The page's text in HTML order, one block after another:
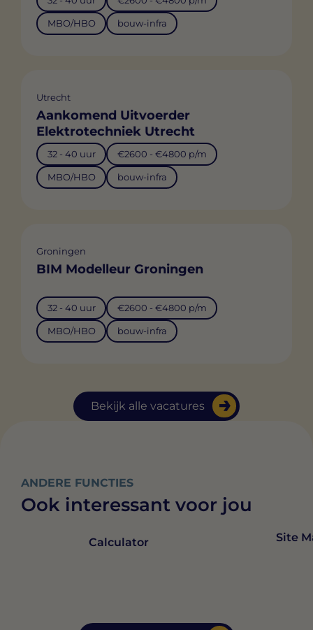
Bekijk alle vacatures
MBO/HBO bouw-infra
Utrecht
Aankomend Uitvoerder
Elektrotechniek Utrecht
32 - 40 uur €2600 - €4800 p/m
MBO/HBO bouw-infra
Groningen
BIM Modelleur Groningen
32 - 40 uur €2600 - €4800 p/m
MBO/HBO bouw-infra
ANDERE FUNCTIES
Ook interessant voor jou
Calculator Site